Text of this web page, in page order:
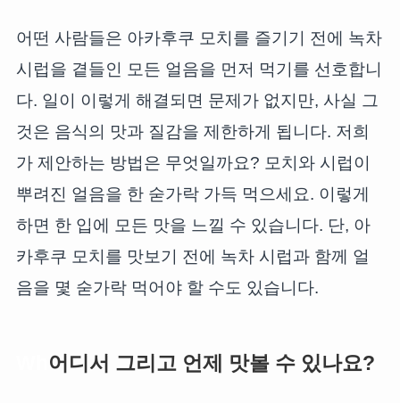
어떤 사람들은 아카후쿠 모치를 즐기기 전에 녹차
시럽을 곁들인 모든 얼음을 먼저 먹기를 선호합니
다. 일이 이렇게 해결되면 문제가 없지만, 사실 그
것은 음식의 맛과 질감을 제한하게 됩니다. 저희
가 제안하는 방법은 무엇일까요? 모치와 시럽이
뿌려진 얼음을 한 숟가락 가득 먹으세요. 이렇게
하면 한 입에 모든 맛을 느낄 수 있습니다. 단, 아
카후쿠 모치를 맛보기 전에 녹차 시럽과 함께 얼
음을 몇 숟가락 먹어야 할 수도 있습니다.
어디서 그리고 언제 맛볼 수 있나요?